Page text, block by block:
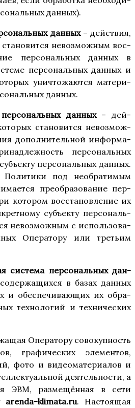
данных).
дан­ных– дей­ствия,
ста­но­вит­ся невоз­мож­ным вос­
пер­со­наль­ных дан­ных в
пер­со­наль­ных дан­ных и
уни­что­жа­ют­ся мате­ри­
данных.
дан­ных– дей­
ста­но­вит­ся невоз­мож­
допол­ни­тель­ной инфор­ма­
пер­со­наль­ных
пер­со­наль­ных дан­ных.
под необ­ра­ти­мым
пре­об­ра­зо­ва­ние пер­
кото­ром вос­ста­нов­ле­ние их
субъ­ек­ту пер­со­наль­
невоз­мож­ным с исполь­зо­ва­
Опе­ра­то­ру или тре­тьим
систе­ма пер­со­наль­ных дан­
в базах дан­ных
и обес­пе­чи­ва­ю­щих их обра­
тех­но­ло­гий и тех­ни­че­ских
Опе­ра­то­ру сово­куп­ность
гра­фи­че­ских эле­мен­тов,
фото и видео­ма­те­ри­а­лов и
дея­тель­но­сти, а
ЭВМ, раз­ме­щён­ная в сети
arenda-klimata.ru. Насто­я­щая